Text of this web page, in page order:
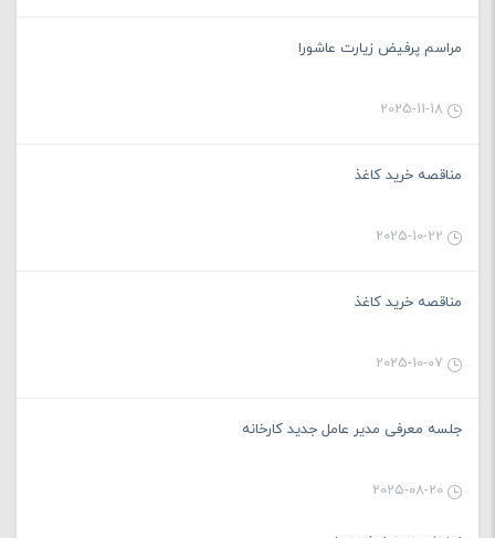
مراسم پرفیض زیارت عاشورا
2025-11-18
مناقصه خرید کاغذ
2025-10-22
مناقصه خرید کاغذ
2025-10-07
جلسه معرفی مدیر عامل جدید کارخانه
2025-08-20